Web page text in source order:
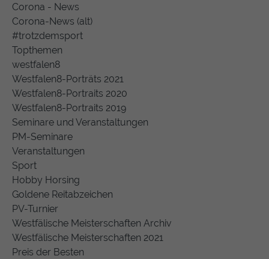
Corona - News
Corona-News (alt)
#trotzdemsport
Topthemen
westfalen8
Westfalen8-Porträts 2021
Westfalen8-Portraits 2020
Westfalen8-Portraits 2019
Seminare und Veranstaltungen
PM-Seminare
Veranstaltungen
Sport
Hobby Horsing
Goldene Reitabzeichen
PV-Turnier
Westfälische Meisterschaften Archiv
Westfälische Meisterschaften 2021
Preis der Besten